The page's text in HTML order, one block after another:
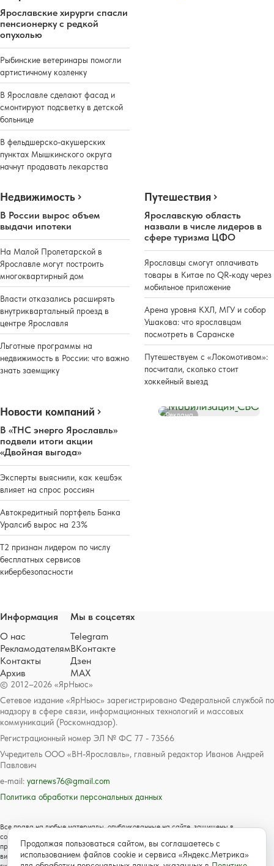
Ярославские хирурги спасли
пенсионерку с редкой
опухолью
Рыбинские ветеринары помогли
артистичному козленку
В Ярославле сделают фасад и
смонтируют подсветку в детской
больнице
В фельдшерско-акушерских
пунктах Мышкинского округа
начнут продавать лекарства
Недвижимость
В России вырос объем
выдачи ипотеки
На Малой Пролетарской в
Ярославле могут построить
многоквартирный дом
Власти отказались расширять
внутриквартальный проезд в
центре Ярославля
Льготные программы на
недвижимость в России: что важно
знать заемщику
Путешествия
Ярославскую область
назвали в числе лидеров в
сфере туризма ЦФО
Ярославцы смогут оплачивать
товары в Китае по QR-коду через
мобильное приложение
Арена уровня КХЛ, МГУ и собор
Ушакова: что ярославцам
посмотреть в Саранске
Путешествуем с «Локомотивом»:
посчитали, сколько стоит
хоккейный выезд
Новости компаний
В «ТНС энерго Ярославль»
подвели итоги акции
«Двойная выгода»
Эксперты выяснили, как кешбэк
влияет на спрос россиян
Автокредитный портфель Банка
Уралсиб вырос на 23%
Т2 признан лидером по числу
бесплатных сервисов
кибербезопасности
Реклама
© 2012–2026 «ЯрНьюс»
Сетевое издание «ЯрНьюс» зарегистрировано Федеральной службой по
надзору в сфере связи, информационных технологий и массовых
коммуникаций (Роскомнадзор).
Регистрационный номер ЭЛ № ФС 77 - 73566
Учредитель ООО «ВН-Ярославль», главный редактор Иванов Андрей
Павлович
e-mail: yarnews76@gmail.com
Политика обработки персональных данных
Все права на любые материалы, опубликованные на сайте, защищены в
соответствии с российским и международным законодательством об авторском
праве и смежных правах. Любое использование текстовых, фото, аудио и
видеоматериалов возможно только с согласия правообладателя с обязательной
Информация
О нас
Рекламодателям
Контакты
Архив
Мы в соцсетях
Telegram
ВКонтакте
Дзен
MAX
Продолжая пользоваться сайтом, вы соглашаетесь с
использованием файлов cookie и сервиса «Яндекс.Метрика»